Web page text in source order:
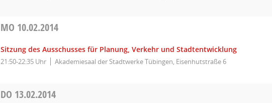
MO 10.02.2014
Sitzung des Ausschusses für Planung, Verkehr und Stadtentwicklung
21:50-22:35 Uhr Akademiesaal der Stadtwerke Tübingen, Eisenhutstraße 6
DO 13.02.2014